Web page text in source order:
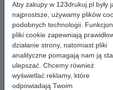
Aby zakupy w 123drukuj.pl były
najprostsze, używamy plików
podobnych technologii.
pliki cookie zapewniają
działanie strony, natomiast pliki
analityczne pomagają nam ją
ulepszać. Chcemy również
wyświetlać reklamy, które
odpowiadają Twoim
Zestaw 4x marker do tablic
suchościeralnych (okrągła
końcówka 2,5 mm) 123drukuj
19,90 zł z VAT